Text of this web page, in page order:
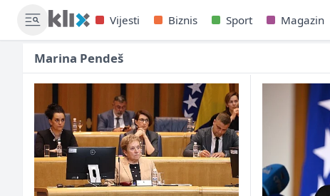
Vijesti Biznis Sport Magazin
Marina Pendeš